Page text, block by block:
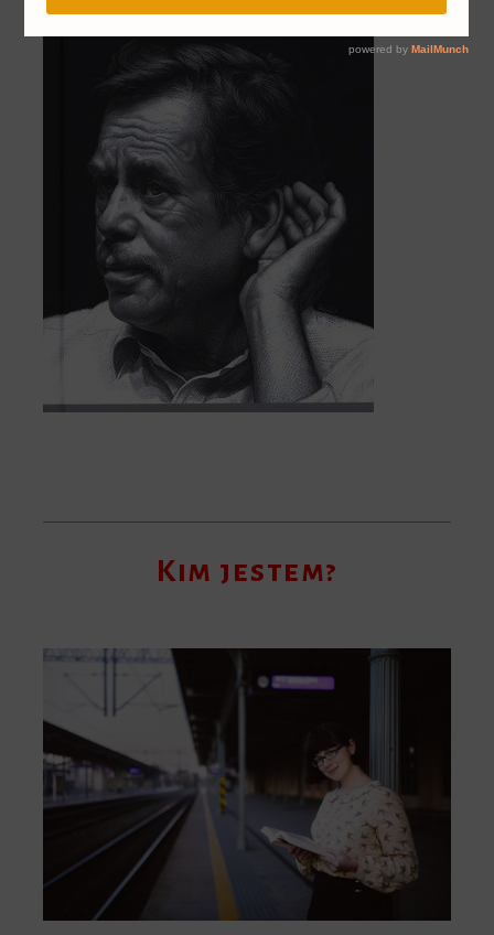
Kim jestem?